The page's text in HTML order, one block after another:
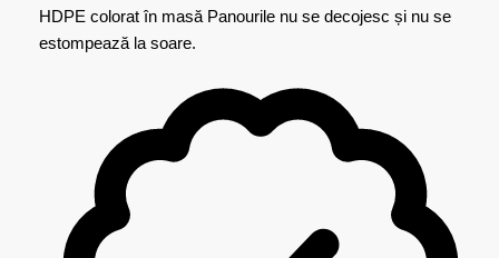
HDPE colorat în masă Panourile nu se decojesc și nu se
estompează la soare.